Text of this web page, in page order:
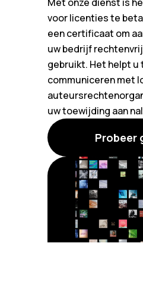
voor licenties te
een certificaat om
uw bedrijf
gebruikt. Het helpt u
communiceren met
uw toewijding aan
Probeer